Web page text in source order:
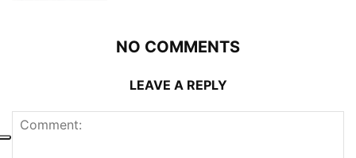
NO COMMENTS
LEAVE A REPLY